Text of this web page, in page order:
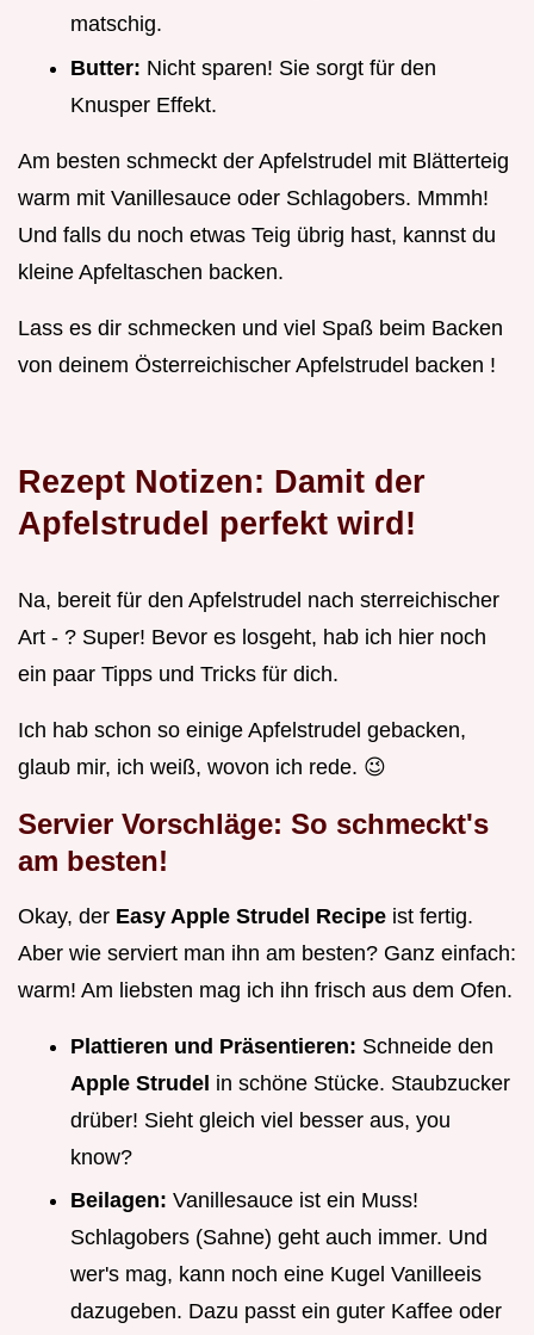
matschig.
Butter: Nicht sparen! Sie sorgt für den
Knusper Effekt.
Am besten schmeckt der Apfelstrudel mit Blätterteig
warm mit Vanillesauce oder Schlagobers. Mmmh!
Und falls du noch etwas Teig übrig hast, kannst du
kleine Apfeltaschen backen.
Lass es dir schmecken und viel Spaß beim Backen
von deinem Österreichischer Apfelstrudel backen !
Rezept Notizen: Damit der
Apfelstrudel perfekt wird!
Na, bereit für den Apfelstrudel nach sterreichischer
Art - ? Super! Bevor es losgeht, hab ich hier noch
ein paar Tipps und Tricks für dich.
Ich hab schon so einige Apfelstrudel gebacken,
glaub mir, ich weiß, wovon ich rede. 😉
Servier Vorschläge: So schmeckt's
am besten!
Okay, der Easy Apple Strudel Recipe ist fertig.
Aber wie serviert man ihn am besten? Ganz einfach:
warm! Am liebsten mag ich ihn frisch aus dem Ofen.
Plattieren und Präsentieren: Schneide den
Apple Strudel in schöne Stücke. Staubzucker
drüber! Sieht gleich viel besser aus, you
know?
Beilagen: Vanillesauce ist ein Muss!
Schlagobers (Sahne) geht auch immer. Und
wer's mag, kann noch eine Kugel Vanilleeis
dazugeben. Dazu passt ein guter Kaffee oder